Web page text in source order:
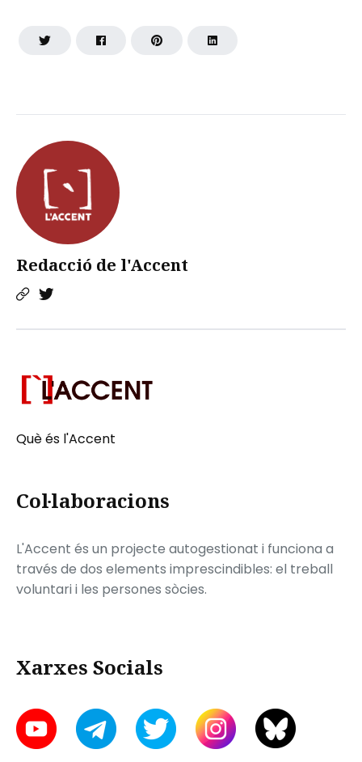
Redacció de l'Accent
Què és l'Accent
Col·laboracions
L'Accent és un projecte autogestionat i funciona a
través de dos elements imprescindibles: el treball
voluntari i les persones sòcies.
Xarxes Socials